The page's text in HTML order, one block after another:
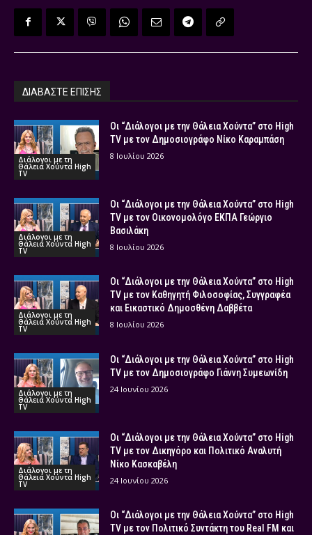
ΔΙΑΒΑΣΤΕ ΕΠΙΣΗΣ
Διάλογοι με τη
Θάλεια Χούντα High
TV
Οι “Διάλογοι με την Θάλεια Χούντα” στο High
TV με τον Δημοσιογράφο Νίκο Καραμπάση
8 Ιουλίου 2026
Διάλογοι με τη
Θάλεια Χούντα High
TV
Οι “Διάλογοι με την Θάλεια Χούντα” στο High
TV με τον Οικονομολόγο ΕΚΠΑ Γεώργιο
Βασιλάκη
8 Ιουλίου 2026
Διάλογοι με τη
Θάλεια Χούντα High
TV
Οι “Διάλογοι με την Θάλεια Χούντα” στο High
TV με τον Καθηγητή Φιλοσοφίας, Συγγραφέα
και Εικαστικό Δημοσθένη Δαββέτα
8 Ιουλίου 2026
Διάλογοι με τη
Θάλεια Χούντα High
TV
Οι “Διάλογοι με την Θάλεια Χούντα” στο High
TV με τον Δημοσιογράφο Γιάννη Συμεωνίδη
24 Ιουνίου 2026
Διάλογοι με τη
Θάλεια Χούντα High
TV
Οι “Διάλογοι με την Θάλεια Χούντα” στο High
TV με τον Δικηγόρο και Πολιτικό Αναλυτή
Νίκο Κασκαβέλη
24 Ιουνίου 2026
Οι “Διάλογοι με την Θάλεια Χούντα” στο High
TV με τον Πολιτικό Συντάκτη του Real FM και